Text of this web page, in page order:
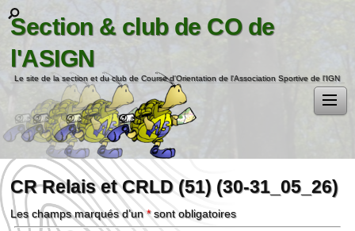
Section & club de CO de
l'ASIGN
Le site de la section et du club de Course d'Orientation de l'Association Sportive de l'IGN
CR Relais et CRLD (51) (30-31_05_26)
Les champs marqués d’un*sont obligatoires